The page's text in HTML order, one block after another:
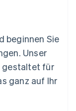
beginnen Sie
Unser
gestaltet für
ganz auf Ihr